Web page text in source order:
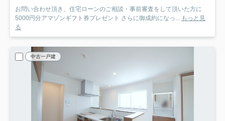
お問い合わせ頂き、住宅ローンのご相談・事前審査をして頂いた方に
5000円分アマゾンギフト券プレゼント さらに御成約になっ... もっと見
る
中古一戸建